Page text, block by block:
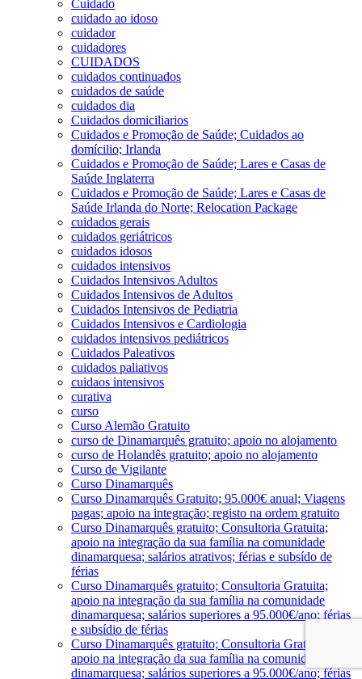
Cuidado
cuidado ao idoso
cuidador
cuidadores
CUIDADOS
cuidados continuados
cuidados de saúde
cuidados dia
Cuidados domiciliarios
Cuidados e Promoção de Saúde; Cuidados ao
domícilio; Irlanda
Cuidados e Promoção de Saúde; Lares e Casas de
Saúde Inglaterra
Cuidados e Promoção de Saúde; Lares e Casas de
Saúde Irlanda do Norte; Relocation Package
cuidados gerais
cuidados geriátricos
cuidados idosos
cuidados intensivos
Cuidados Intensivos Adultos
Cuidados Intensivos de Adultos
Cuidados Intensivos de Pediatria
Cuidados Intensivos e Cardiologia
cuidados intensivos pediátricos
Cuidados Paleativos
cuidados paliativos
cuidaos intensivos
curativa
curso
Curso Alemão Gratuito
curso de Dinamarquês gratuito; apoio no alojamento
curso de Holandês gratuito; apoio no alojamento
Curso de Vigilante
Curso Dinamarquês
Curso Dinamarquês Gratuito; 95.000€ anual; Viagens
pagas; apoio na integração; registo na ordem gratuito
Curso Dinamarquês gratuito; Consultoria Gratuita;
apoio na integração da sua família na comunidade
dinamarquesa; salários atrativos; férias e subsído de
férias
Curso Dinamarquês gratuito; Consultoria Gratuita;
apoio na integração da sua família na comunidade
dinamarquesa; salários superiores a 95.000€/ano; férias
e subsídio de férias
Curso Dinamarquês gratuito; Consultoria Gratuita;
apoio na integração da sua família na comunidade
dinamarquesa; salários superiores a 95.000€/ano; férias